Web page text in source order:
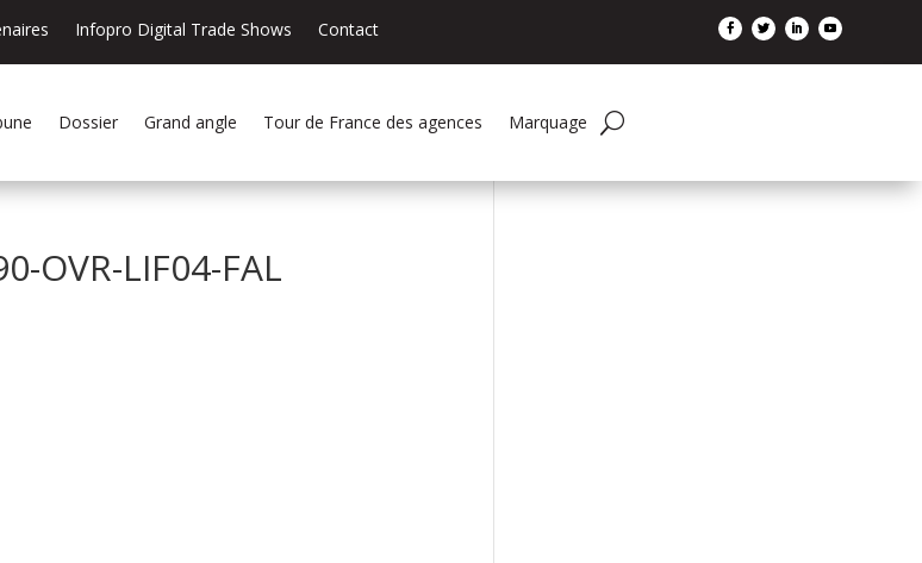
Infopro Digital Trade Shows Contact
Dossier Grand angle Tour de France des agences Marquage
OVR-LIF04-FAL